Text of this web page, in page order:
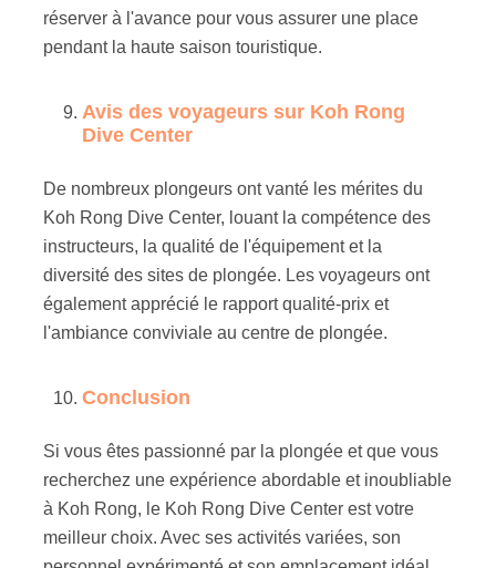
réserver à l'avance pour vous assurer une place
pendant la haute saison touristique.
Avis des voyageurs sur Koh Rong
Dive Center
De nombreux plongeurs ont vanté les mérites du
Koh Rong Dive Center, louant la compétence des
instructeurs, la qualité de l'équipement et la
diversité des sites de plongée. Les voyageurs ont
également apprécié le rapport qualité-prix et
l'ambiance conviviale au centre de plongée.
Conclusion
Si vous êtes passionné par la plongée et que vous
recherchez une expérience abordable et inoubliable
à Koh Rong, le Koh Rong Dive Center est votre
meilleur choix. Avec ses activités variées, son